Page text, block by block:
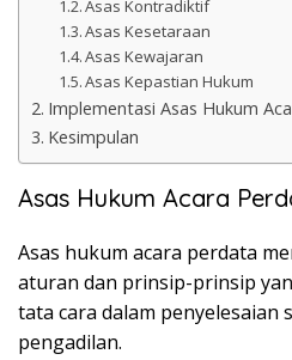
Asas Kontradiktif
Asas Kesetaraan
Asas Kewajaran
Asas Kepastian Hukum
Implementasi Asas Hukum
Kesimpulan
Asas Hukum Acara
Asas hukum acara perdata
aturan dan prinsip-prinsip
tata cara dalam penyelesaian
pengadilan.